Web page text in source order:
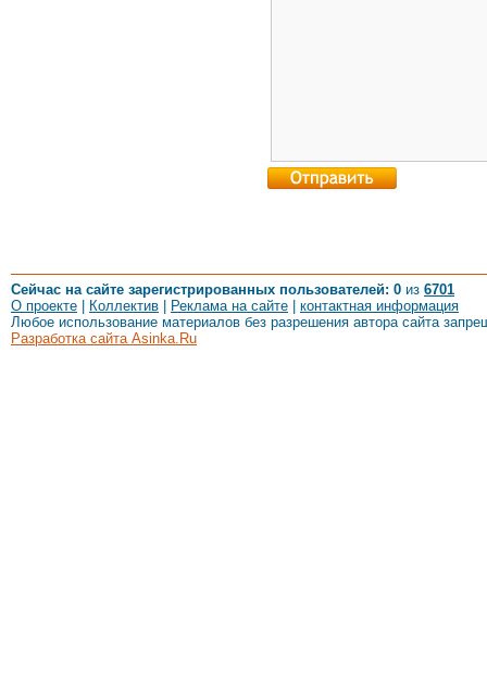
Сейчас на сайте зарегистрированных пользователей: 0 из 6701
О проекте
Коллектив Реклама на сайте
контактная информация
Любое использование материалов без разрешения автора сайта
Разработка сайта Asinka.Ru